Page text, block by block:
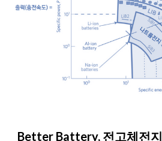
Better Battery, 전고체전지